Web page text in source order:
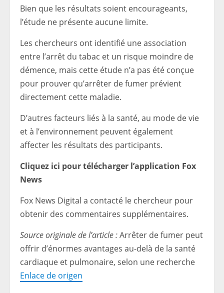
Bien que les résultats soient encourageants,
l’étude ne présente aucune limite.
Les chercheurs ont identifié une association
entre l’arrêt du tabac et un risque moindre de
démence, mais cette étude n’a pas été conçue
pour prouver qu’arrêter de fumer prévient
directement cette maladie.
D’autres facteurs liés à la santé, au mode de vie
et à l’environnement peuvent également
affecter les résultats des participants.
Cliquez ici pour télécharger l’application Fox
News
Fox News Digital a contacté le chercheur pour
obtenir des commentaires supplémentaires.
Source originale de l’article :Arrêter de fumer peut
offrir d’énormes avantages au-delà de la santé
cardiaque et pulmonaire, selon une recherche
Enlace de origen